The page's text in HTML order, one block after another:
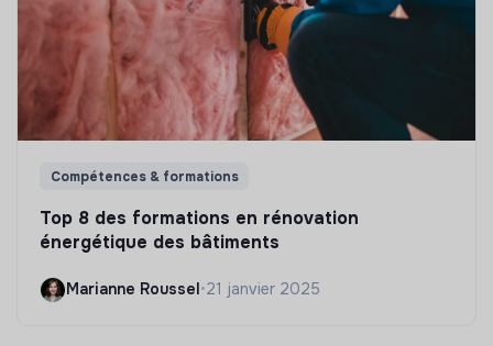
Compétences & formations
Top 8 des formations en rénovation
énergétique des bâtiments
Marianne Roussel•21 janvier 2025